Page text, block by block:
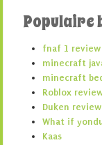
Populaire
fnaf 1 review
minecraft
minecraft
Roblox
Duken review
What if
Kaas